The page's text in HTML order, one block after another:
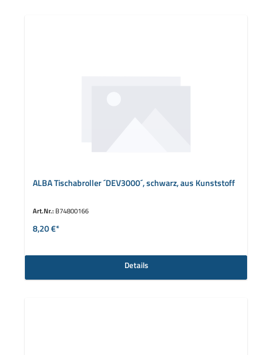
ALBA Tischabroller ´DEV3000´, schwarz, aus Kunststoff
Art.Nr.: B74800166
8,20 €*
Details